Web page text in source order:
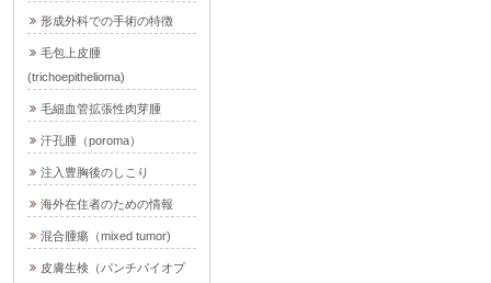
形成外科での手術の特徴
毛包上皮腫
(trichoepithelioma)
毛細血管拡張性肉芽腫
汗孔腫（poroma）
注入豊胸後のしこり
海外在住者のための情報
混合腫瘍（mixed tumor)
皮膚生検（パンチバイオプ